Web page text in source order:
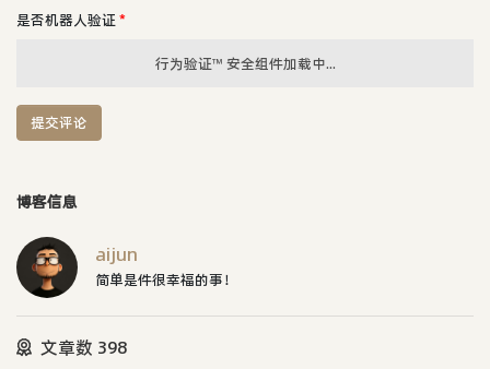
是否机器人验证 *
行为验证™ 安全组件加载中...
提交评论
博客信息
aijun
简单是件很幸福的事！
文章数 398